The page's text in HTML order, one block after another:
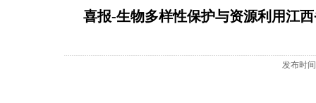
喜报-生物多样性保护与资源利用江
发布时